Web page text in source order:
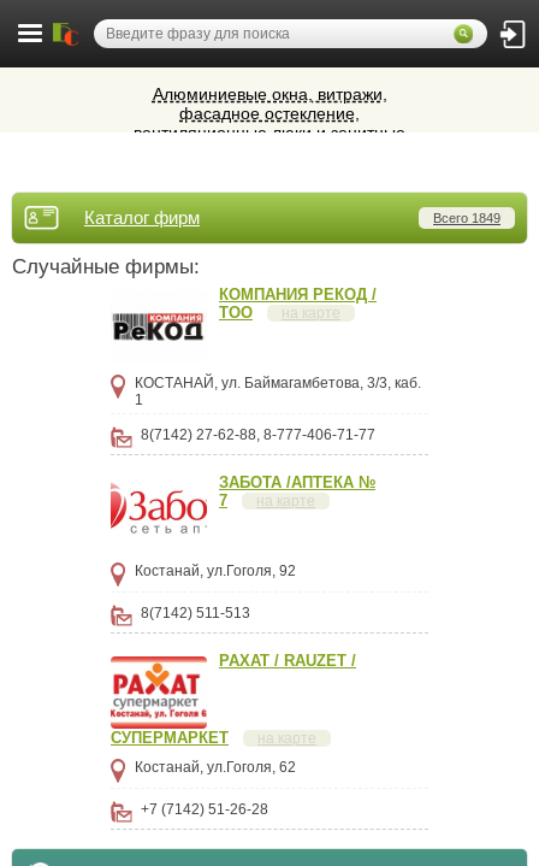
Алюминиевые окна, витражи,
фасадное остекление,
вентиляционные люки и зенитные
Cocoage - европейская косметология
ветеринарных препаратов и товаров
для животных.
Каталог фирм Всего 1849
Случайные фирмы:
КОМПАНИЯ РЕКОД /
ТОО
на карте
КОСТАНАЙ, ул. Баймагамбетова, 3/3, каб.
1
8(7142) 27-62-88, 8-777-406-71-77
ЗАБОТА /АПТЕКА №
7
на карте
Костанай, ул.Гоголя, 92
8(7142) 511-513
РАХАТ / RAUZET /
СУПЕРМАРКЕТ
на карте
Костанай, ул.Гоголя, 62
+7 (7142) 51-26-28